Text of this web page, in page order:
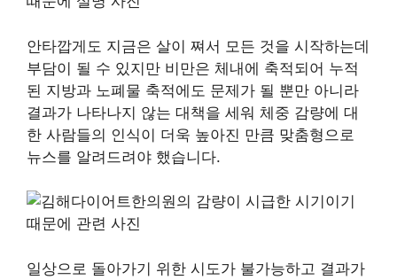
안타깝게도 지금은 살이 쪄서 모든 것을 시작하는데
부담이 될 수 있지만 비만은 체내에 축적되어 누적
된 지방과 노폐물 축적에도 문제가 될 뿐만 아니라
결과가 나타나지 않는 대책을 세워 체중 감량에 대
한 사람들의 인식이 더욱 높아진 만큼 맞춤형으로
뉴스를 알려드려야 했습니다.
일상으로 돌아가기 위한 시도가 불가능하고 결과가